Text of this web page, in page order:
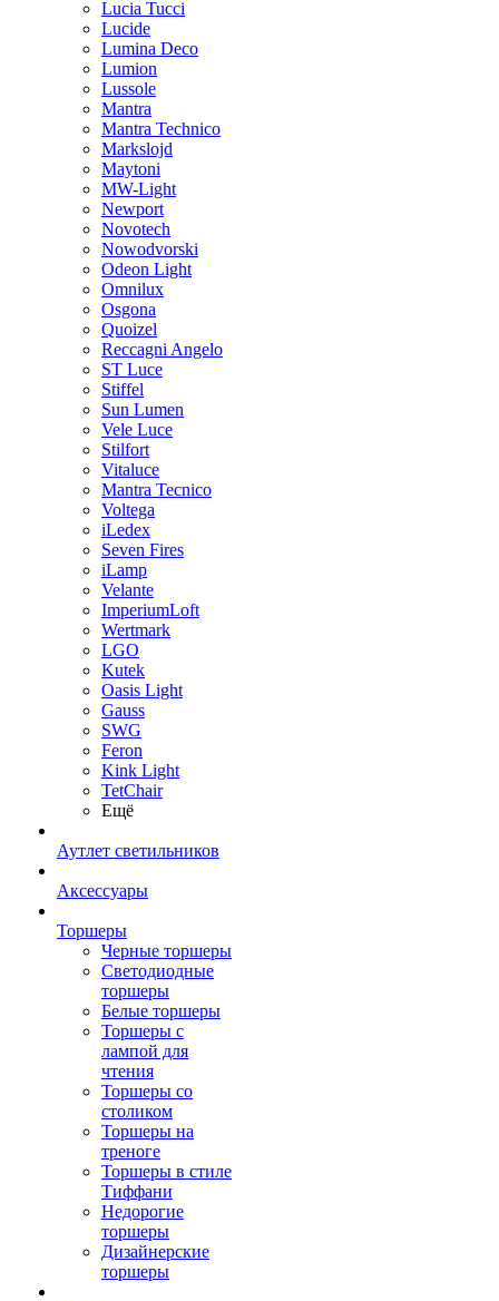
Lucia Tucci
Lucide
Lumina Deco
Lumion
Lussole
Mantra
Mantra Technico
Markslojd
Maytoni
MW-Light
Newport
Novotech
Nowodvorski
Odeon Light
Omnilux
Osgona
Quoizel
Reccagni Angelo
ST Luce
Stiffel
Sun Lumen
Vele Luce
Stilfort
Vitaluce
Mantra Tecnico
Voltega
iLedex
Seven Fires
iLamp
Velante
ImperiumLoft
Wertmark
LGO
Kutek
Oasis Light
Gauss
SWG
Feron
Kink Light
TetСhair
Ещё
Аутлет светильников
Аксессуары
Торшеры
Черные торшеры
Светодиодные
торшеры
Белые торшеры
Торшеры с
лампой для
чтения
Торшеры со
столиком
Торшеры на
треноге
Торшеры в стиле
Тиффани
Недорогие
торшеры
Дизайнерские
торшеры